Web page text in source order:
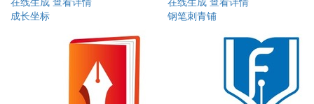
成长坐标
钢笔刺青铺